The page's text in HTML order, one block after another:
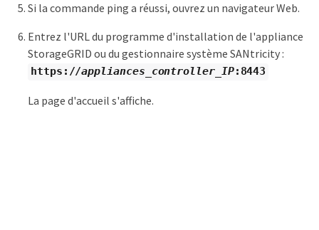
Si la commande ping a réussi, ouvrez un navigateur Web.
Entrez l'URL du programme d'installation de l'appliance
StorageGRID ou du gestionnaire système SANtricity :
https://appliances_controller_IP:8443
La page d'accueil s'affiche.